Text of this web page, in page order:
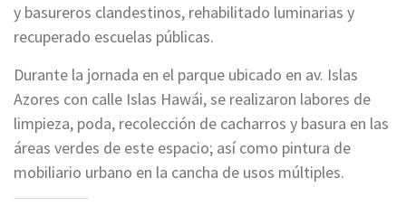
y basureros clandestinos, rehabilitado luminarias y
recuperado escuelas públicas.
Durante la jornada en el parque ubicado en av. Islas
Azores con calle Islas Hawái, se realizaron labores de
limpieza, poda, recolección de cacharros y basura en las
áreas verdes de este espacio; así como pintura de
mobiliario urbano en la cancha de usos múltiples.